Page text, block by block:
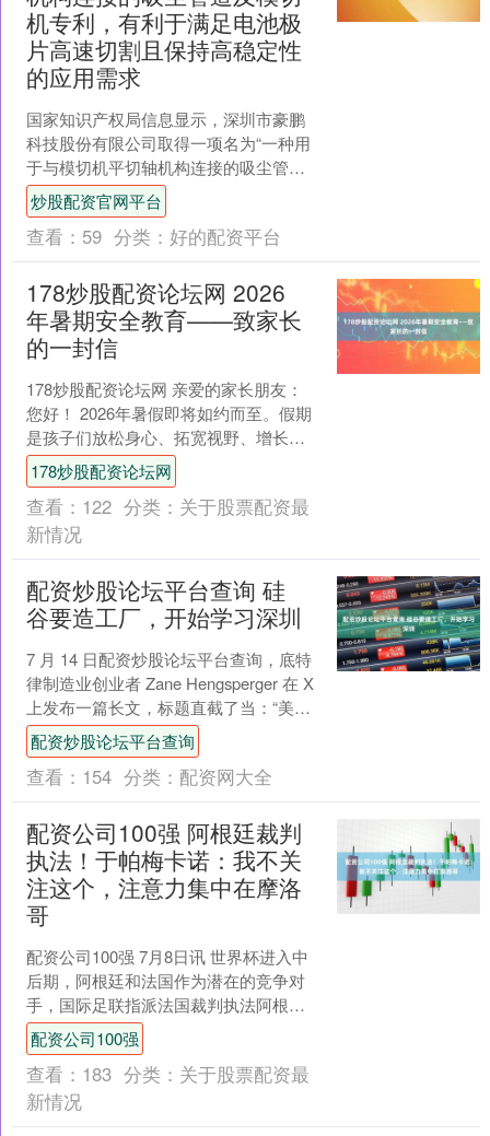
机专利，有利于满足电池极
片高速切割且保持高稳定性
的应用需求
国家知识产权局信息显示，深圳市豪鹏
科技股份有限公司取得一项名为“一种用
于与模切机平切轴机构连接的吸尘管道
及模切机”的专利，授权公告号
CN224487978U，申....
炒股配资官网平台
查看： 59 分类： 好的配资平台
178炒股配资论坛网 2026
年暑期安全教育——致家长
的一封信
178炒股配资论坛网 亲爱的家长朋友：
您好！ 2026年暑假即将如约而至。假期
是孩子们放松身心、拓宽视野、增长见
识的美好时光，但同时也是各类安全事
故的易发、高....
178炒股配资论坛网
查看： 122 分类： 关于股票配资最
新情况
配资炒股论坛平台查询 硅
谷要造工厂，开始学习深圳
7 月 14 日配资炒股论坛平台查询，底特
律制造业创业者 Zane Hengsperger 在 X
上发布一篇长文，标题直截了当：“美国
可以击败深圳。”一个月前....
配资炒股论坛平台查询
查看： 154 分类： 配资网大全
配资公司100强 阿根廷裁判
执法！于帕梅卡诺：我不关
注这个，注意力集中在摩洛
哥
配资公司100强 7月8日讯 世界杯进入中
后期，阿根廷和法国作为潜在的竞争对
手，国际足联指派法国裁判执法阿根廷vs
埃及在此前引发了争议，随后又指派阿
根廷裁判法昆....
配资公司100强
查看： 183 分类： 关于股票配资最
新情况